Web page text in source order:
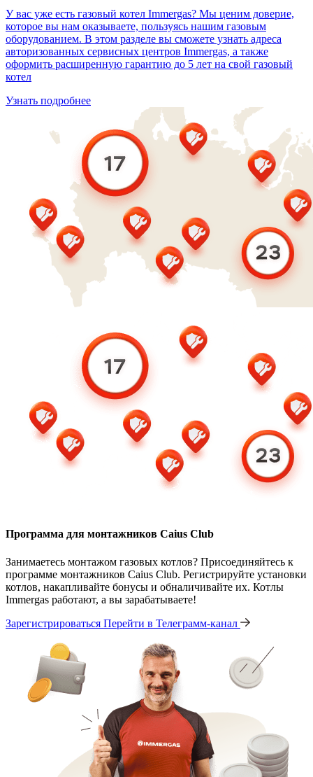
У вас уже есть газовый котел Immergas? Мы ценим доверие,
которое вы нам оказываете, пользуясь нашим газовым
оборудованием. В этом разделе вы сможете узнать адреса
авторизованных сервисных центров Immergas, а также
оформить расширенную гарантию до 5 лет на свой газовый
котел
Узнать подробнее
Программа для монтажников Caius Club
Занимаетесь монтажом газовых котлов? Присоединяйтесь к
программе монтажников Caius Club. Регистрируйте установки
котлов, накапливайте бонусы и обналичивайте их. Котлы
Immergas работают, а вы зарабатываете!
Зарегистрироваться Перейти в Телеграмм-канал